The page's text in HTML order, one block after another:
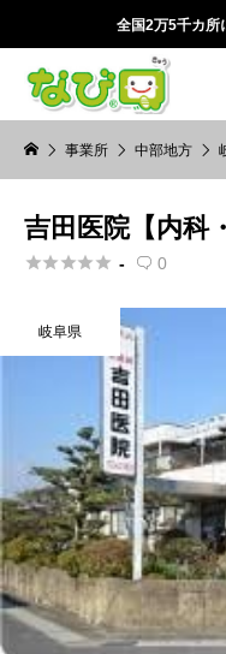
全国2万5千カ所
事業所 中部地方
吉田医院【内科
 -  0
岐阜県